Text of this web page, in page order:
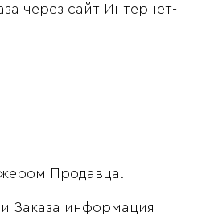
через сайт Интернет-
Продавца.
Заказа информация